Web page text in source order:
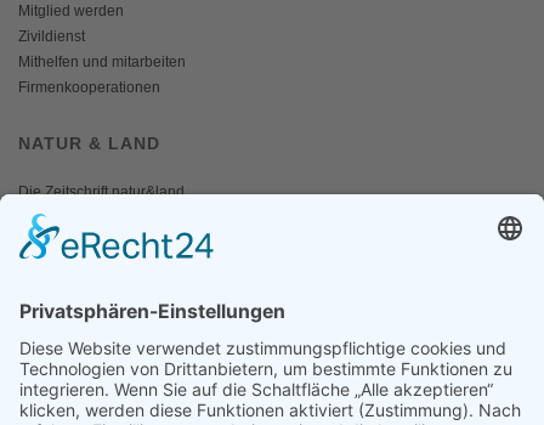
Mitglied werden
Zivildienst
Mithelfen und mitarbeiten
Firmenkooperationen
NATUR & LAND
Die Zeitschrift natur&land
Archiv
Mediadaten
Fotos und Logos
Presseaussendungen
Presse